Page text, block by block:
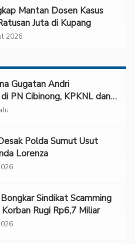
Mantan Dosen Kasus
Juta di Kupang
2026
Gugatan Andri
PN Cibinong, KPKNL dan
Polda Sumut Usut
Lorenza
Sindikat Scamming
Rugi Rp6,7 Miliar